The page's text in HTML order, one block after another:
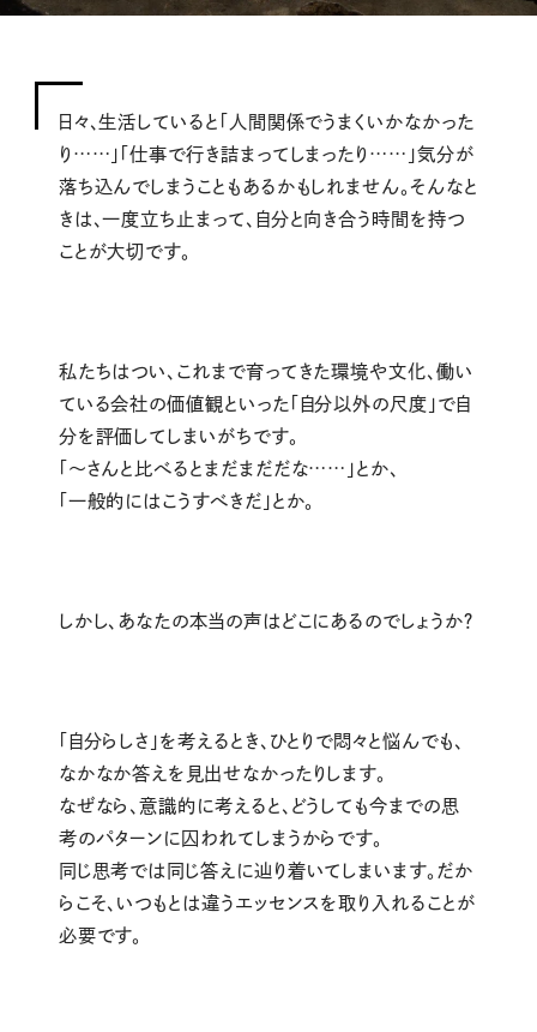
日々、生活していると「人間関係でうまくいかなかった
り……」「仕事で行き詰まってしまったり……」気分が
落ち込んでしまうこともあるかもしれません。そんなと
きは、一度立ち止まって、自分と向き合う時間を持つ
ことが大切です。
私たちはつい、これまで育ってきた環境や文化、働い
ている会社の価値観といった「自分以外の尺度」で自
分を評価してしまいがちです。
「〜さんと比べるとまだまだだな……」とか、
「一般的にはこうすべきだ」とか。
しかし、あなたの本当の声はどこにあるのでしょうか？
「自分らしさ」を考えるとき、ひとりで悶々と悩んでも、
なかなか答えを見出せなかったりします。
なぜなら、意識的に考えると、どうしても今までの思
考のパターンに囚われてしまうからです。
同じ思考では同じ答えに辿り着いてしまいます。だか
らこそ、いつもとは違うエッセンスを取り入れることが
必要です。